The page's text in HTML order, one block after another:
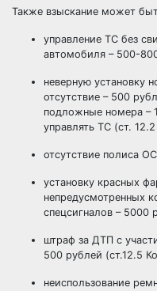
Также взыскание может
управление ТС без
автомобиля – 500-
неверную установку
отсутствие – 500
подложные номера –
управлять ТС (ст.
отсутствие полиса
установку красных
непредусмотренных
спецсигналов – 5000
штраф за ДТП с
500 рублей (ст.12.5
неиспользование